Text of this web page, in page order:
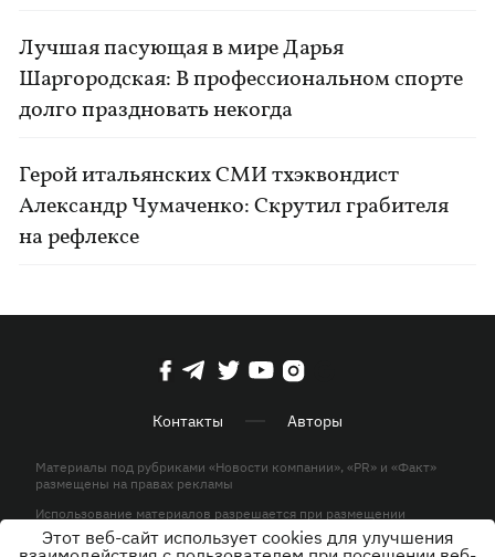
Лучшая пасующая в мире Дарья
Шаргородская: В профессиональном спорте
долго праздновать некогда
Герой итальянских СМИ тхэквондист
Александр Чумаченко: Скрутил грабителя
на рефлексе
Контакты Авторы
Материалы под рубриками «Новости компании», «PR» и «Факт»
размещены на правах рекламы
Использование материалов разрешается при размещении
активной гиперссылки на KP.UA в первом абзаце.
Этот веб-сайт использует cookies для улучшения